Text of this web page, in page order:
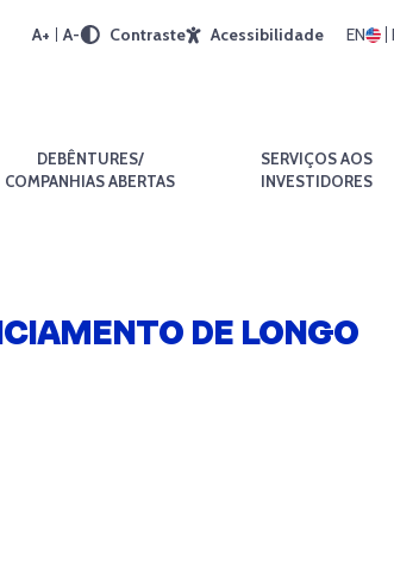
A+ A- Contraste Acessibilidade EN
DEBÊNTURES/
COMPANHIAS ABERTAS
SERVIÇOS AOS
INVESTIDORES
DE LONGO